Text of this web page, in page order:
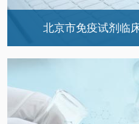
北京市免疫试剂临
技术委员会与人员构成
体系文件